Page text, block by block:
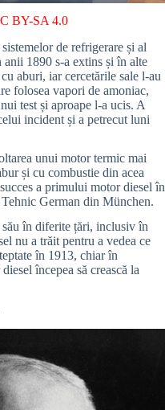
BY-SA 4.0
de refrigerare și al
1890 s-a extins și în alte
aburi, iar cercetările sale l-au
folosea vapori de amoniac,
test și aproape l-a ucis. A
incident și a petrecut luni
unui motor termic mai
și cu combustie din acea
a primului motor diesel în
German din München.
în diferite țări, inclusiv în
nu a trăit pentru a vedea ce
în 1913, chiar în
începea să crească la